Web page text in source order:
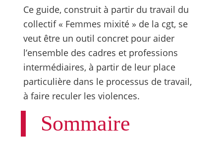
Ce guide, construit à partir du travail du
collectif « Femmes mixité » de la cgt, se
veut être un outil concret pour aider
l’ensemble des cadres et professions
intermédiaires, à partir de leur place
particulière dans le processus de travail,
à faire reculer les violences.
Sommaire